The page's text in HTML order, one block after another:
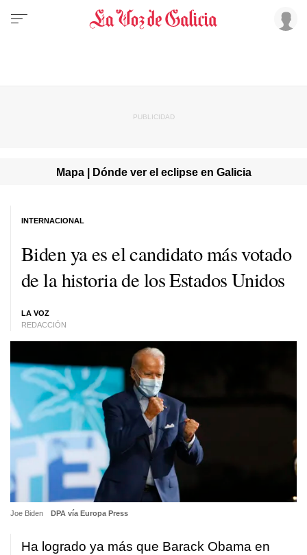
Mapa | Dónde ver el eclipse en Galicia
Biden ya es el candidato más votado
de la historia de los Estados Unidos
LA VOZ
REDACCIÓN
INTERNACIONAL
Joe Biden DPA vía Europa Press
Ha logrado ya más que Barack Obama en